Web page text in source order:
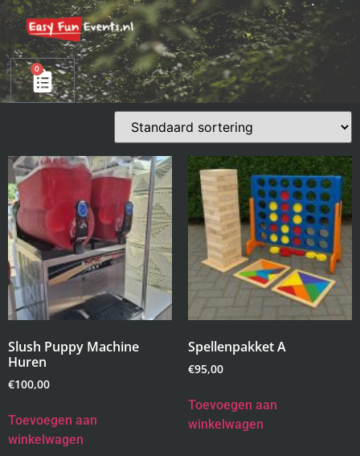
0
Slush Puppy Machine
Huren
€100,00
Toevoegen aan
winkelwagen
Spellenpakket A
€95,00
Toevoegen aan
winkelwagen